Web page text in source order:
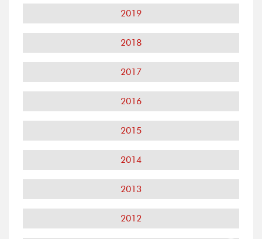
2019
2018
2017
2016
2015
2014
2013
2012